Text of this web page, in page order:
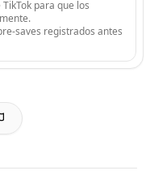
para que los
saves registrados antes